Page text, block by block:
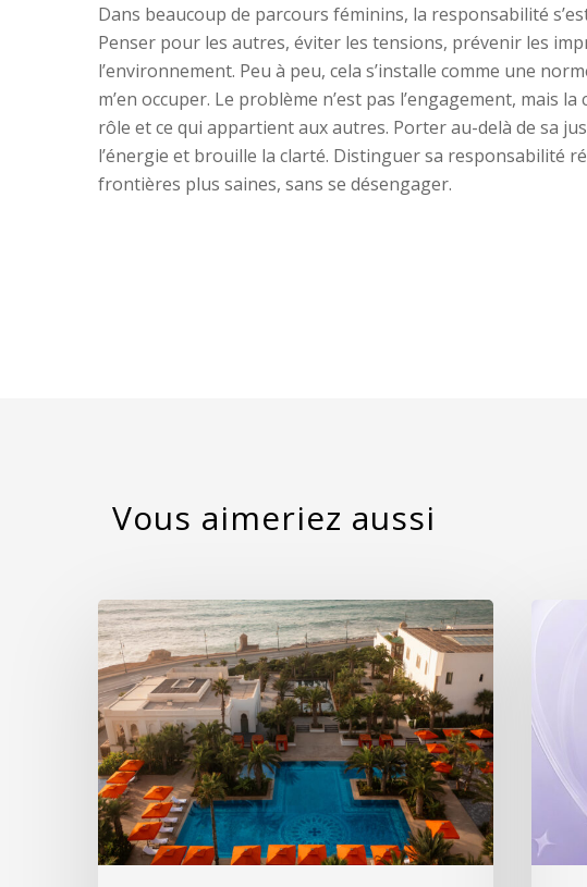
Dans beaucoup de parcours féminins, la responsabilité
Penser pour les autres, éviter les tensions, prévenir les
l’environnement. Peu à peu, cela s’installe comme une
m’en occuper. Le problème n’est pas l’engagement, mais
rôle et ce qui appartient aux autres. Porter au-delà de sa
l’énergie et brouille la clarté. Distinguer sa responsabilité
frontières plus saines, sans se désengager.